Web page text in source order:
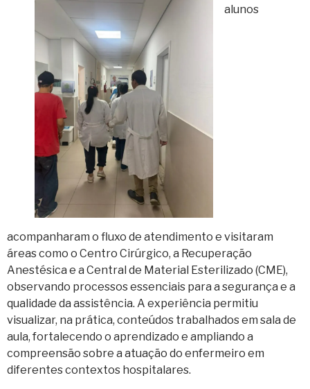
alunos
acompanharam o fluxo de atendimento e visitaram
áreas como o Centro Cirúrgico, a Recuperação
Anestésica e a Central de Material Esterilizado (CME),
observando processos essenciais para a segurança e a
qualidade da assistência. A experiência permitiu
visualizar, na prática, conteúdos trabalhados em sala de
aula, fortalecendo o aprendizado e ampliando a
compreensão sobre a atuação do enfermeiro em
diferentes contextos hospitalares.